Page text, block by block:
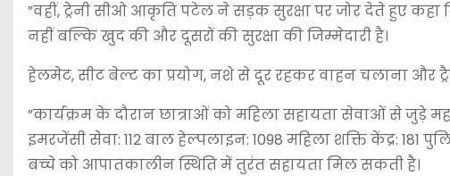
”वहीं, ट्रेनी सीओ आकृति पटेल ने सड़क सुरक्षा पर जोर देते हुए
नहीं बल्कि खुद की और दूसरों की सुरक्षा की जिम्मेदारी है।
हेलमेट, सीट बेल्ट का प्रयोग, नशे से दूर रहकर वाहन चलाना और
”कार्यक्रम के दौरान छात्राओं को महिला सहायता सेवाओं से जुड़े
इमरजेंसी सेवा: 112 बाल हेल्पलाइन: 1098 महिला शक्ति केंद्र: 181
बच्चे को आपातकालीन स्थिति में तुरंत सहायता मिल सकती है।